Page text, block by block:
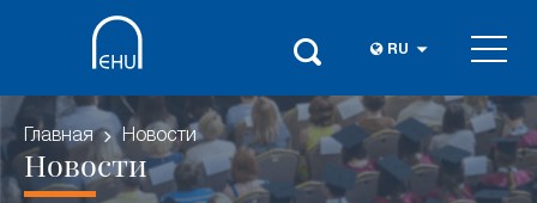
RU
Главная Новости
Новости